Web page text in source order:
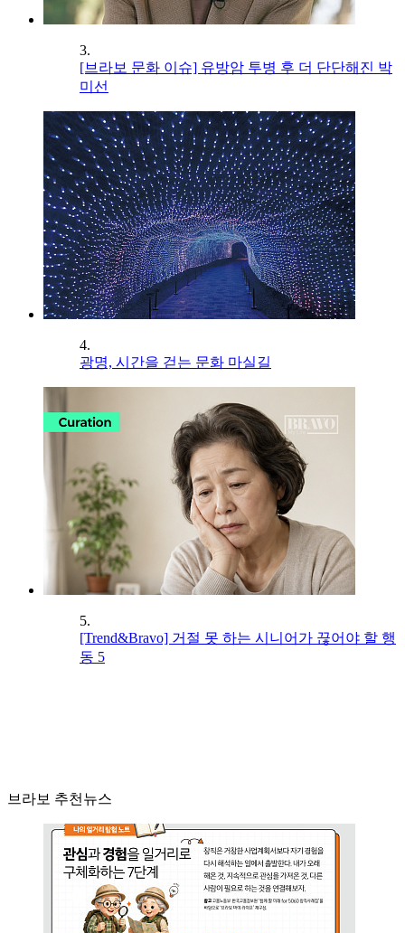
3.
[브라보 문화 이슈] 유방암 투병 후 더 단단해진 박
미선
4.
광명, 시간을 걷는 문화 마실길
5.
[Trend&Bravo] 거절 못 하는 시니어가 끊어야 할 행
동 5
브라보 추천뉴스